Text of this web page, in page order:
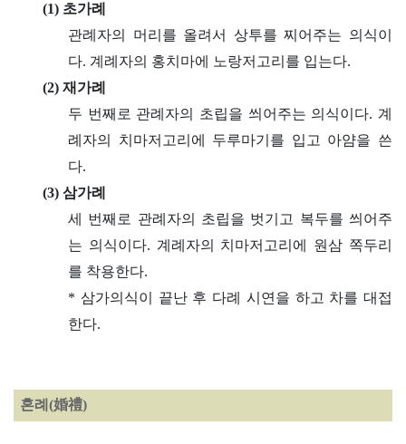
(1) 초가례
관례자의 머리를 올려서 상투를 찌어주는 의식이
다. 계례자의 홍치마에 노랑저고리를 입는다.
(2) 재가례
두 번째로 관례자의 초립을 씌어주는 의식이다. 계
례자의 치마저고리에 두루마기를 입고 아얌을 쓴
다.
(3) 삼가례
세 번째로 관례자의 초립을 벗기고 복두를 씌어주
는 의식이다. 계례자의 치마저고리에 원삼 쪽두리
를 착용한다.
* 삼가의식이 끝난 후 다례 시연을 하고 차를 대접
한다.
혼례(婚禮)